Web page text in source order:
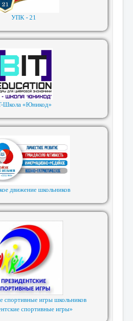
УПК - 21
Школа «Юникод»
движение школьников
спортивные игры школьников
спортивные игры»